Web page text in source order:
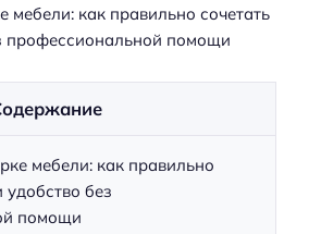
мебели: как правильно
удобство без
помощи